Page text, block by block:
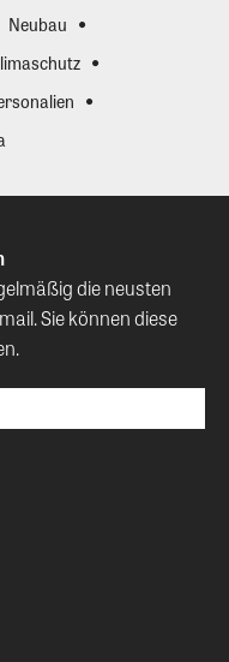
Neubau
die neusten
Sie können diese